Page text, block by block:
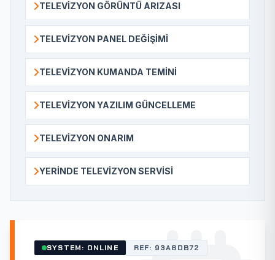
TELEVIZYON GÖRÜNTÜ ARIZASI
TELEVIZYON PANEL DEĞIŞIMI
TELEVIZYON KUMANDA TEMINI
TELEVIZYON YAZILIM GÜNCELLEME
TELEVIZYON ONARIM
YERINDE TELEVIZYON SERVISI
SYSTEM: ONLINE REF: 93A8DB72